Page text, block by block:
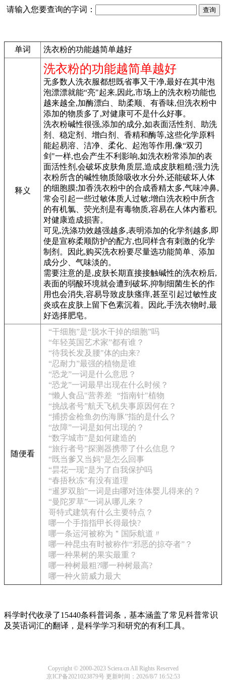
请输入您要查询的字词：
单词 洗衣粉的功能越简单越好
释义
洗衣粉的功能越简单越好
无多数人洗衣服都想既省事又干净,最好在其中泡
泡漂漂就能“亮"起来,因此,市场上的洗衣粉功能也
越来越全,加酶漂白、助柔顺、有香味,但洗衣粉中
添加的物质多了,对健康可不是什么好事。
洗衣粉碱性很强,添加的成分,如表面活性剂、助洗
剂、稳定剂、增白剂、香精和酶等,这些化学原料
能起易溶、洁净、柔化、起泡等作用,像“双刃
剑"一样,也会产生不利影响,如洗衣粉常添加的表
面活性剂,会破坏皮肤角质层,造成皮肤粗糙;强力洗
衣粉所含的碱性物质除吸收水分外,还能破坏人体
的细胞膜;加香洗衣粉中的合成香精太多,气味冲鼻,
常会引起一些过敏体质人过敏;增白洗衣粉中所含
的有机氯、荧光剂是有毒物质,容易在人体内蓄积,
对健康造成损害。
可见,洗涤功效越强越多,表明添加的化学剂越多,即
使是宣称柔顺防护的配方,也同样含有刺激的化学
制剂。因此,购买洗衣粉要尽量选功能简单、添加
成分少、气味淡的。
需要注意的是,皮肤长期直接接触碱性的洗衣粉后,
表面的弱酸环境就会遭到破坏,抑制细菌生长的作
用也会消失,容易导致皮肤瘙痒,甚至引起过敏性皮
炎或在皮肤上留下色素沉着。因此,手洗衣物时,最
好选择肥皂。
随便看
“干细胞”是“脱水干掉的细胞”吗
“年轻英国艺术家”都有谁？
“待我长发及腰"体的由来?
“忍耐力”最强的植物是谁
“恐龙”一词是什么意思？
“恐龙”一词最早出现在什么时候？
“懒人食品"营养差
“指南针"植物
“挑战者号”航天飞机失事原因何在？
“捕捞金枪鱼勿伤海豚”指的是什么？
“故障”一词是如何出现的？
“数字城市”是如何建造的
“旅行者号”探测器携带了什么信息？
“既当爹又当妈”是怎么回事
“昙花一现”是为了自我保护吗
“春捂秋冻"有没有道理
“暹罗双胎”一词是由哪对连体婴儿得来的？
“曼陀罗草”一词从哪儿来？
哥特式建筑有什么主要特点？
哪一个手指指甲长得最快?
哪一条运河被称为＂国际航道〃
哪一种昆虫有时被称作“邪恶的掠夺者”？
哪一种果树的果实最重？
哪一种树最粗?哪一种树最高?
哪一种火箭威力最大
科学时代收录了15440条科普词条，基本涵盖了常见科普常识
及英语词汇的翻译，是科学学习和研究的有利工具。
Copyright © 2000-2023 Sciera.cn All Rights Reserved
京ICP备2021023879号更新时间：2026/8/7 16:52:53